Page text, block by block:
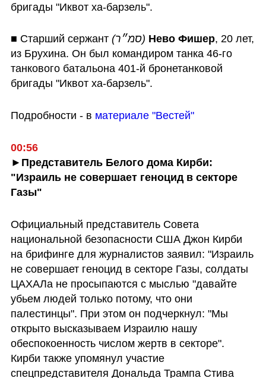
бригады "Иквот ха-барзель".
■ Старший сержант (סמ״ר) Нево Фишер, 20 лет,
из Брухина. Он был командиром танка 46-го
танкового батальона 401-й бронетанковой
бригады "Иквот ха-барзель".
Подробности - в материале "Вестей"
00:56
►Представитель Белого дома Кирби:
"Израиль не совершает геноцид в секторе
Газы"
Официальный представитель Совета
национальной безопасности США Джон Кирби
на брифинге для журналистов заявил: "Израиль
не совершает геноцид в секторе Газы, солдаты
ЦАХАЛа не просыпаются с мыслью "давайте
убьем людей только потому, что они
палестинцы". При этом он подчеркнул: "Мы
открыто высказываем Израилю нашу
обеспокоенность числом жертв в секторе".
Кирби также упомянул участие
спецпредставителя Дональда Трампа Стива